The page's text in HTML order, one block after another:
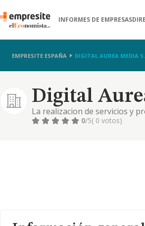
INFORMES DE EMPRESAS
EMPRESITE ESPAÑA DIGITAL AUREA MEDIA
Digital
La realizacion de servicios y
como de contenido propio, y
0/5( 0 votos)